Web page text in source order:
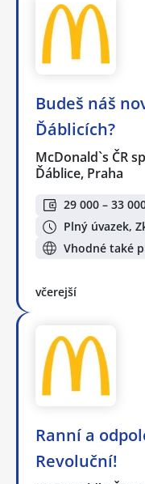
Budeš náš
Ďáblicích?
McDonald`s ČR
Ďáblice, Praha
29 000 – 33
Plný úvazek,
Vhodné také
včerejší
Ranní a
Revoluční!